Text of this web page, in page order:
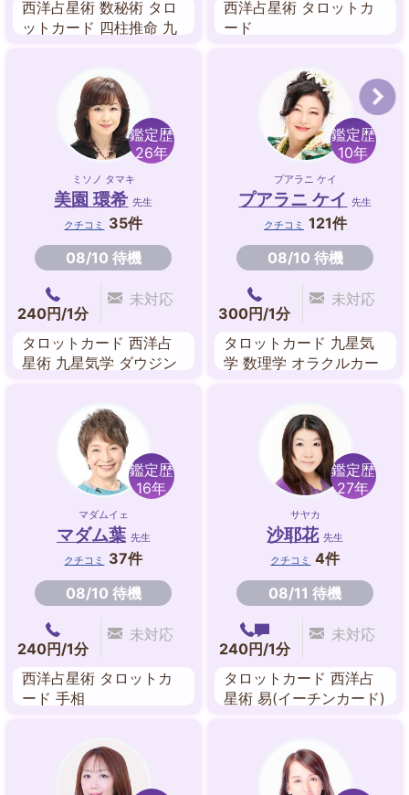
西洋占星術 数秘術 タロ
ットカード 四柱推命 九
西洋占星術 タロットカ
ード
鑑定歴
26年
ミソノ タマキ
美園 環希 先生
クチコミ
35件
08/10 待機
240円/1分
未対応
タロットカード 西洋占
星術 九星気学 ダウジン
鑑定歴
10年
プアラニ ケイ
プアラニ ケイ 先生
クチコミ 121件
08/10 待機
300円/1分
未対応
タロットカード 九星気
学 数理学 オラクルカー
鑑定歴
16年
マダムイェ
マダム葉 先生
クチコミ
37件
08/10 待機
240円/1分
未対応
西洋占星術 タロットカ
ード 手相
鑑定歴
27年
サヤカ
沙耶花 先生
クチコミ
4件
08/11 待機
240円/1分
未対応
タロットカード 西洋占
星術 易(イーチンカード)